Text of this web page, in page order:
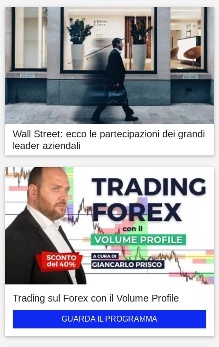
Wall Street: ecco le partecipazioni dei grandi
leader aziendali
Trading sul Forex con il Volume Profile
GUARDA IL PROGRAMMA